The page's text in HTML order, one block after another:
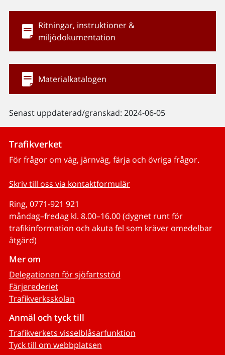
Ritningar, instruktioner &
miljödokumentation
Materialkatalogen
Senast uppdaterad/granskad: 2024-06-05
Trafikverket
För frågor om väg, järnväg, färja och övriga frågor.
Skriv till oss via kontaktformulär
Ring, 0771-921 921
måndag–fredag kl. 8.00–16.00 (dygnet runt för
trafikinformation och akuta fel som kräver omedelbar
åtgärd)
Mer om
Delegationen för sjöfartsstöd
Färjerederiet
Trafikverksskolan
Anmäl och tyck till
Trafikverkets visselblåsarfunktion
Tyck till om webbplatsen